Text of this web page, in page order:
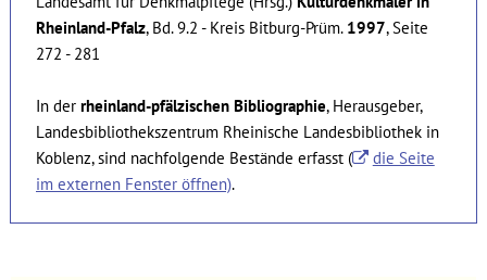
Rheinland-Pfalz, Bd. 9.2 - Kreis Bitburg-Prüm. 1997, Seite
272 - 281
In der rheinland-pfälzischen Bibliographie, Herausgeber,
Landesbibliothekszentrum Rheinische Landesbibliothek in
Koblenz, sind nachfolgende Bestände erfasst (
die Seite
im externen Fenster öffnen).